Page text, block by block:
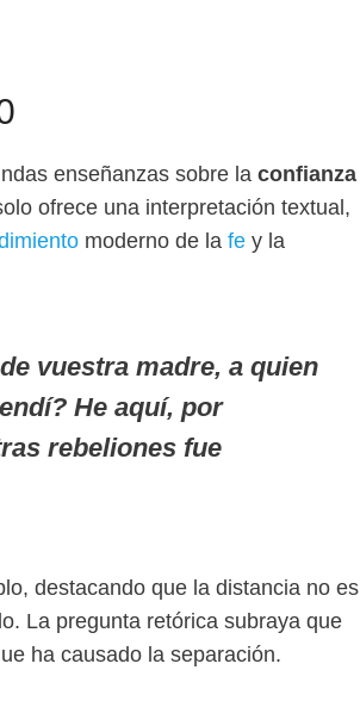
enseñanzas sobre la confianza
ofrece una interpretación textual,
moderno de la fe y la
vuestra madre, a quien
He aquí, por
rebeliones fue
destacando que la distancia no es
La pregunta retórica subraya que
ha causado la separación.